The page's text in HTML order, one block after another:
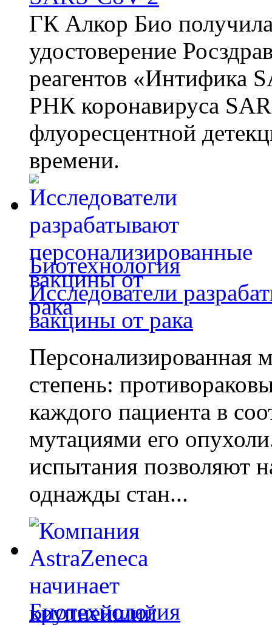
ГК Алкор Био
удостоверение
реагентов «Интифика
РНК коронавируса
флуоресцентной
времени.
Биотехнология
Исследователи
вакцины от рака
Персонализированная
степень:
каждого пациента в
мутациями его
испытания позволяют
однажды стан...
Биотехнология